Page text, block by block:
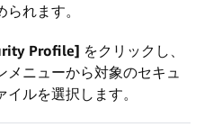
れます。
Profile] をクリックし、
メニューから対象のセキュ
イルを選択します。